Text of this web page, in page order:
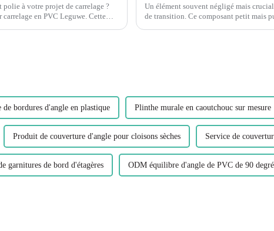
à votre projet de carrelage ?
en PVC Leguwe. Cette
Un élément souvent négligé mais
de transition. Ce composant petit mais
de bordures d'angle en plastique Plinthe murale en caoutchouc sur mesure
Produit de couverture d'angle pour cloisons sèches Service de
garnitures de bord d'étagères ODM équilibre d'angle de PVC de 90